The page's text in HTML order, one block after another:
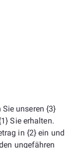
unseren {3}
Sie erhalten.
in {2} ein und
ungefähren